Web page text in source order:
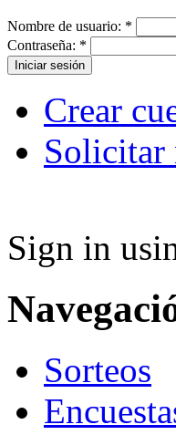
Nombre de usuario: *
Contraseña: *
Crear
Solicitar
Sign in
Sorteos